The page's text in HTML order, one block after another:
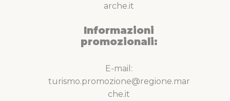
arche.it
Informazioni
promozionali:
E-mail:
turismo.promozione@regione.mar
che.it